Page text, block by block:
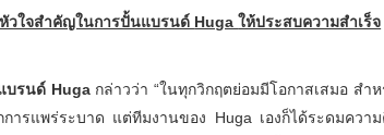
หัวใจสำคัญในการปั้นแบรนด์ Hugaให้ประสบความสำเร็จ
บรนด์ Hugaกล่าวว่า “ในทุกวิกฤตย่อมมีโอกาสเสมอ ส
การแพร่ระบาด แต่ทีมงานของ Huga เองก็ได้ระดมคว